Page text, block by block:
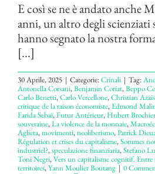
E così se ne è andato anche
anni, un altro degli scienziati
hanno segnato la nostra
[...]
30 Aprile, 2025 | Categorie:Crinali | Tag:
Antonella Corsani,Benjamin Coriat,Beppo
Carlo Benetti,Carlo Vercellone,Christian Azais
critique de la raison économiste,Edmond
Farida Sebaï,Futur Antérieur,Hubert Brochier
souveraine,La violence de la monnaie,
Aglieta,movimenti,neoliberismo,Patrick
Régulation et crises du capitalisme,Sommes
industriel?,speculazione finanziaria,Stefano
Toni Negri,Vers un capitalisme cognitif.
territoires,Yann Moulier Boutang | 0